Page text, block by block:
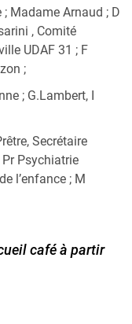
Madame Arnaud ; D
, Comité
UDAF 31 ; F
;
; G.Lambert, I
Secrétaire
Psychiatrie
l’enfance ; M
café à partir